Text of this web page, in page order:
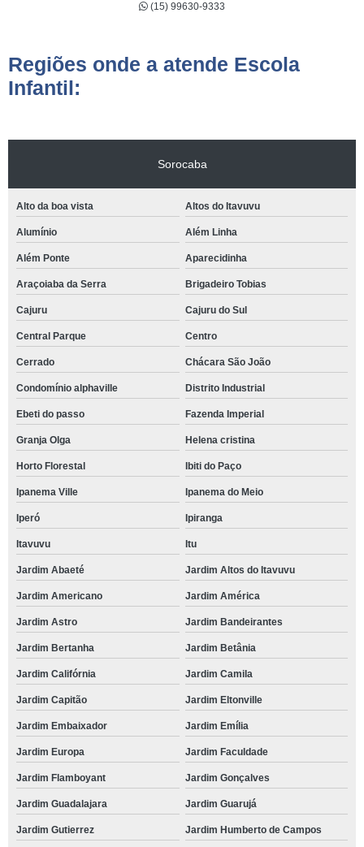
(15) 99630-9333
Regiões onde a atende Escola
Infantil:
Sorocaba
Alto da boa vista Altos do Itavuvu
Alumínio Além Linha
Além Ponte Aparecidinha
Araçoiaba da Serra Brigadeiro Tobias
Cajuru Cajuru do Sul
Central Parque Centro
Cerrado Chácara São João
Condomínio alphaville Distrito Industrial
Ebeti do passo Fazenda Imperial
Granja Olga Helena cristina
Horto Florestal Ibiti do Paço
Ipanema Ville Ipanema do Meio
Iperó Ipiranga
Itavuvu Itu
Jardim Abaeté Jardim Altos do Itavuvu
Jardim Americano Jardim América
Jardim Astro Jardim Bandeirantes
Jardim Bertanha Jardim Betânia
Jardim Califórnia Jardim Camila
Jardim Capitão Jardim Eltonville
Jardim Embaixador Jardim Emília
Jardim Europa Jardim Faculdade
Jardim Flamboyant Jardim Gonçalves
Jardim Guadalajara Jardim Guarujá
Jardim Gutierrez Jardim Humberto de Campos